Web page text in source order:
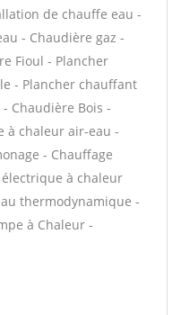
de chauffe eau -
- Chaudière gaz -
Fioul - Plancher
- Plancher chauffant
Chaudière Bois -
à chaleur air-eau -
- Chauffage
à chaleur
thermodynamique -
à Chaleur -